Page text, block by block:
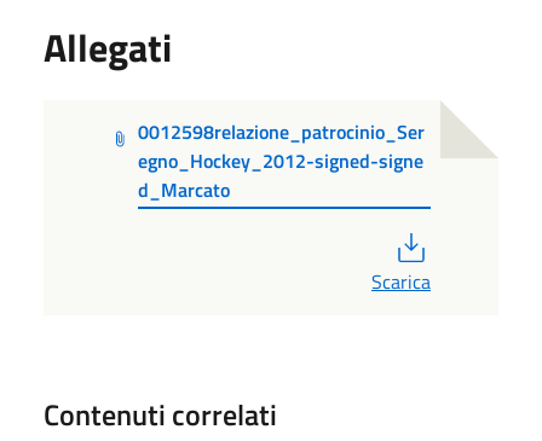
Allegati
0012598relazione_patrocinio_Ser
egno_Hockey_2012-signed-signe
d_Marcato
Scarica
Contenuti correlati